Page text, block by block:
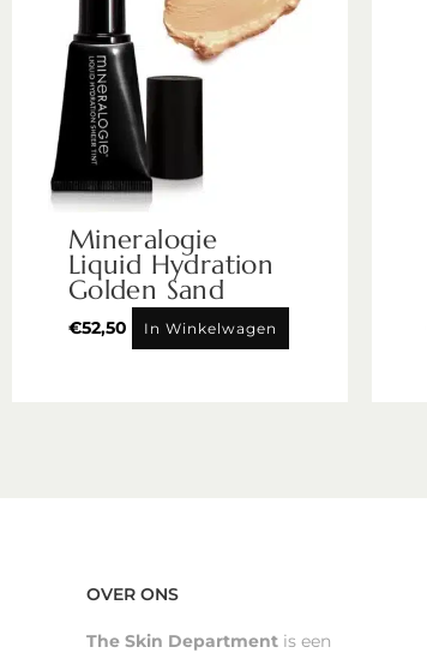
Mineralogie
Liquid Hydration
Golden Sand
€52,50 In Winkelwagen
OVER ONS
The Skin Department is een